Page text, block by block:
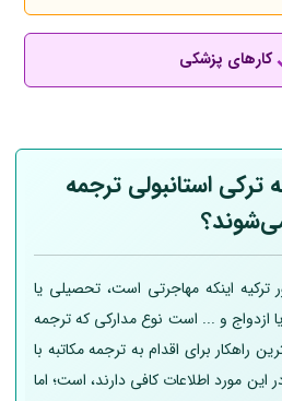
کارهای پزشکی
ترکی استانبولی ترجمه
اینکه مهاجرتی است، تحصیلی یا
ازدواج و ... است نوع مدارکی که ترجمه
راهکار برای اقدام به ترجمه مکاتبه با
این مورد اطلاعات کافی دارند، است؛ اما